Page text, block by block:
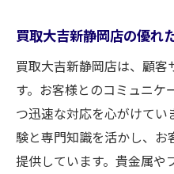
買取大吉新静岡店の優れ
買取大吉新静岡店は、顧
す。お客様とのコミュニ
つ迅速な対応を心がけてい
験と専門知識を活かし、お
提供しています。貴金属